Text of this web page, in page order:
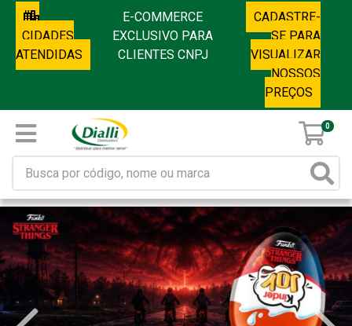
CIDADES
ATENDIDAS
E-COMMERCE
EXCLUSIVO PARA
CLIENTES CNPJ
CADASTRE-
SE PARA
VISUALIZAR
NOSSOS
PREÇOS
0